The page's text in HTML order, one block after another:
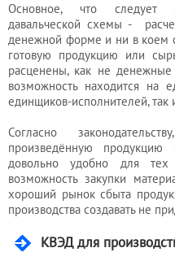
Основное, что следует
давальческой схемы -
денежной форме и ни в коем
готовую продукцию или
расценены, как не
возможность находится на
единщиков-исполнителей, так
Согласно
произведённую продукцию
довольно удобно для тех
возможность закупки
хороший рынок сбыта
производства создавать не
КВЭД для